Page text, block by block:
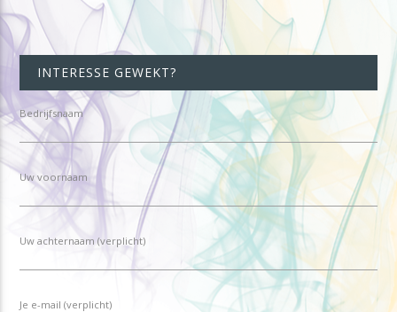
INTERESSE GEWEKT?
Bedrijfsnaam
Uw voornaam
Uw achternaam (verplicht)
Je e-mail (verplicht)